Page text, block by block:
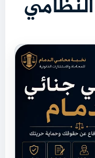
النظامي